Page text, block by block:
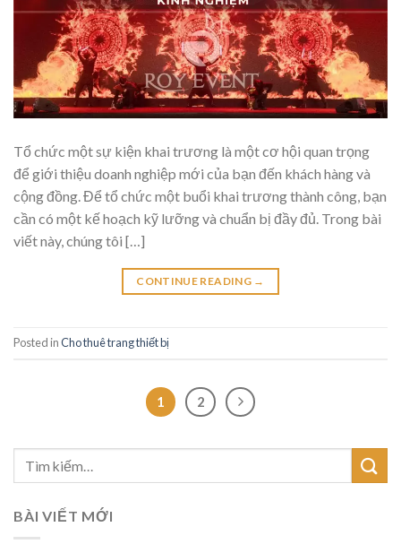
Tổ chức một sự kiện khai trương là một cơ hội quan trọng
để giới thiệu doanh nghiệp mới của bạn đến khách hàng và
cộng đồng. Để tổ chức một buổi khai trương thành công, bạn
cần có một kế hoạch kỹ lưỡng và chuẩn bị đầy đủ. Trong bài
viết này, chúng tôi […]
CONTINUE READING →
Posted inCho thuê trang thiết bị
1 2
BÀI VIẾT MỚI